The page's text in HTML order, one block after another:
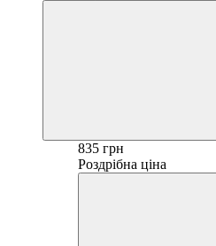
835 грн
Роздрібна ціна